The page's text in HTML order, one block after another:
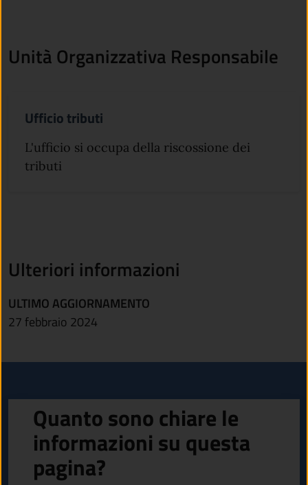
Unità Organizzativa Responsabile
Ufficio tributi
L'ufficio si occupa della riscossione dei
tributi
Ulteriori informazioni
ULTIMO AGGIORNAMENTO
27 febbraio 2024
Quanto sono chiare le
informazioni su questa
pagina?